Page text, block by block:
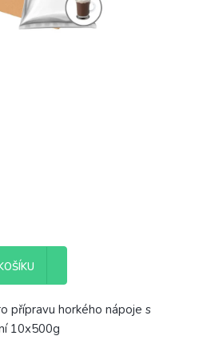
přípravu horkého nápoje s
10x500g